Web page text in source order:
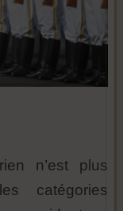
n’est plus
catégories